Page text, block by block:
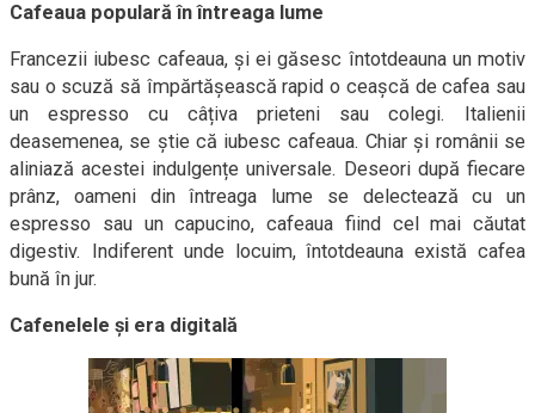
Cafeaua populară în întreaga lume
Francezii iubesc cafeaua, și ei găsesc întotdeauna un motiv
sau o scuză să împărtășească rapid o ceașcă de cafea sau
un espresso cu câțiva prieteni sau colegi. Italienii
deasemenea, se știe că iubesc cafeaua. Chiar și românii se
aliniază acestei indulgențe universale. Deseori după fiecare
prânz, oameni din întreaga lume se delectează cu un
espresso sau un capucino, cafeaua fiind cel mai căutat
digestiv. Indiferent unde locuim, întotdeauna există cafea
bună în jur.
Cafenelele și era digitală